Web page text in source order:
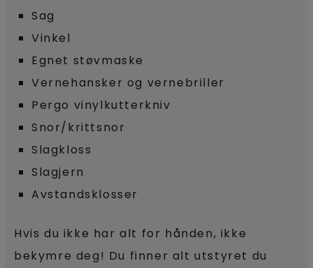
Sag
Vinkel
Egnet støvmaske
Vernehansker og vernebriller
Pergo vinylkutterkniv
Snor/krittsnor
Slagkloss
Slagjern
Avstandsklosser
Hvis du ikke har alt for hånden, ikke
bekymre deg! Du finner alt utstyret du